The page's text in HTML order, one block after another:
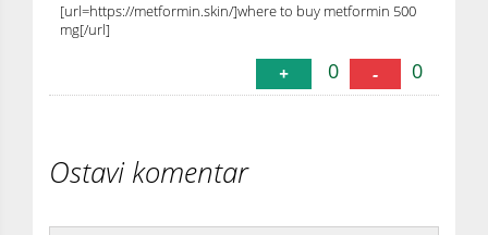
[url=https://metformin.skin/]where to buy metformin 500
mg[/url]
+ 0 - 0
Ostavi komentar